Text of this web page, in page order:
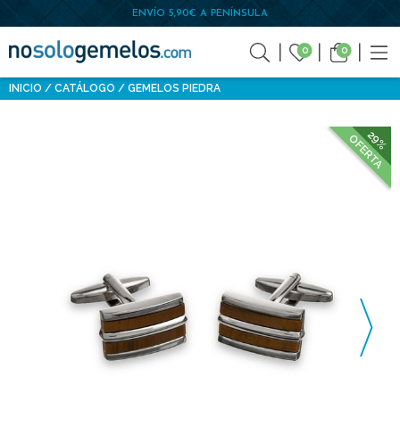
ENVÍO 5,90€ A PENÍNSULA
0 0
INICIO CATÁLOGO GEMELOS PIEDRA
29%
OFERTA